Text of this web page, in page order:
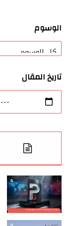
الوسوم
تاريخ المقال